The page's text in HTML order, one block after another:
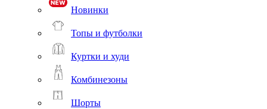
Новинки
Топы и футболки
Куртки и худи
Комбинезоны
Шорты